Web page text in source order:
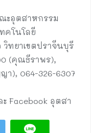
ะอุตสาหกรรม
คโนโลยี
วิทยาเขตปราจีนบุรี
(คุณธีราพร),
า), 064-326-6307
ะ Facebook อุตสา